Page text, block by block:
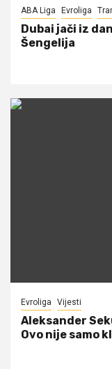
ABA Liga Evroliga
Dubai jači iz
Šengelija
Evroliga Vijesti
Aleksander
Ovo nije samo